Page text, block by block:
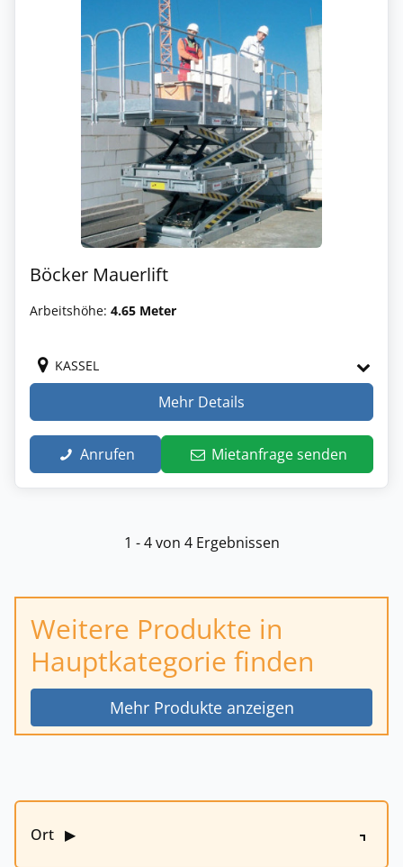
Böcker Mauerlift
Arbeitshöhe: 4.65 Meter
KASSEL
Mehr Details
Anrufen Mietanfrage senden
1 - 4 von 4 Ergebnissen
Weitere Produkte in
Hauptkategorie finden
Mehr Produkte anzeigen
Ort ▶